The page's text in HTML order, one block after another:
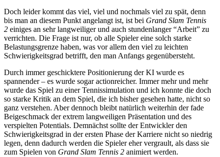
Doch leider kommt das viel, viel und nochmals viel zu spät, denn
bis man an diesem Punkt angelangt ist, ist bei Grand Slam Tennis
2 einiges an sehr langweiliger und auch stundenlanger “Arbeit” zu
verrichten. Die Frage ist nur, ob alle Spieler eine solch starke
Belastungsgrenze haben, was vor allem den viel zu leichten
Schwierigkeitsgrad betrifft, den man Anfangs gegenübersteht.
Durch immer geschicktere Positionierung der KI wurde es
spannender – es wurde sogar actionreicher. Immer mehr und mehr
wurde das Spiel zu einer Tennissimulation und ich konnte die doch
so starke Kritik an dem Spiel, die ich bisher gesehen hatte, nicht so
ganz verstehen. Aber dennoch bleibt natürlich weiterhin der fade
Beigeschmack der extrem langweiligen Präsentation und des
verspielten Potentials. Demnächst sollte der Entwickler den
Schwierigkeitsgrad in der ersten Phase der Karriere nicht so niedrig
legen, denn dadurch werden die Spieler eher vergrault, als dass sie
zum Spielen von Grand Slam Tennis 2 animiert werden.